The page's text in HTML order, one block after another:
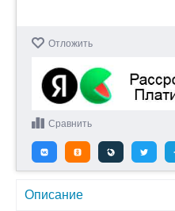
Отложить
Сравнить
Описание